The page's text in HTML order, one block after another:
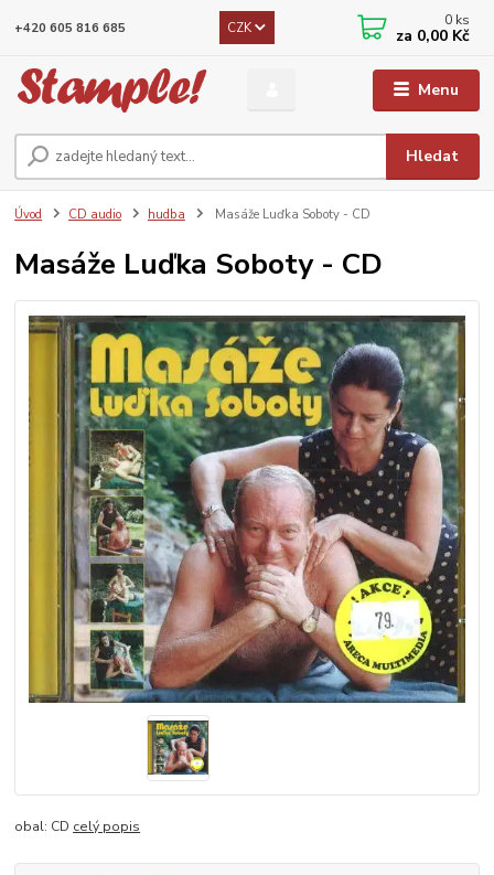
Menu
CZK
Hledat
+420 605 816 685 0 ks
za 0,00 Kč
Úvod CD audio hudba Masáže Luďka Soboty - CD
Masáže Luďka Soboty - CD
obal: CD celý popis